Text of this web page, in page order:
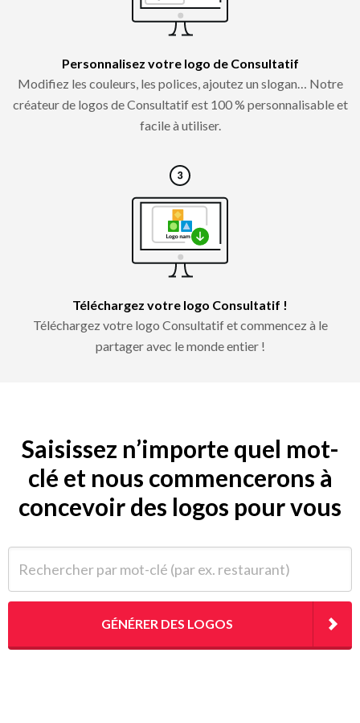
Personnalisez votre logo de Consultatif
Modifiez les couleurs, les polices, ajoutez un slogan… Notre
créateur de logos de Consultatif est 100 % personnalisable et
facile à utiliser.
Téléchargez votre logo Consultatif !
Téléchargez votre logo Consultatif et commencez à le
partager avec le monde entier !
Saisissez n’importe quel mot-
clé et nous commencerons à
concevoir des logos pour vous
GÉNÉRER DES LOGOS